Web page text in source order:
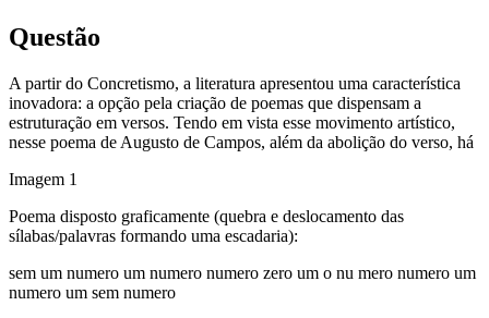
Questão
A partir do Concretismo, a literatura apresentou uma característica
inovadora: a opção pela criação de poemas que dispensam a
estruturação em versos. Tendo em vista esse movimento artístico,
nesse poema de Augusto de Campos, além da abolição do verso, há
Imagem 1
Poema disposto graficamente (quebra e deslocamento das
sílabas/palavras formando uma escadaria):
sem um numero um numero numero zero um o nu mero numero um
numero um sem numero